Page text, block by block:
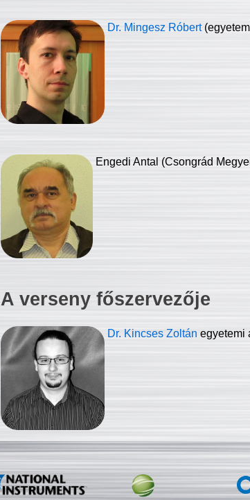
Dr. Mingesz Róbert
Engedi Antal (Csongrád
A verseny főszervezője
Dr. Kincses Zoltán egyetemi